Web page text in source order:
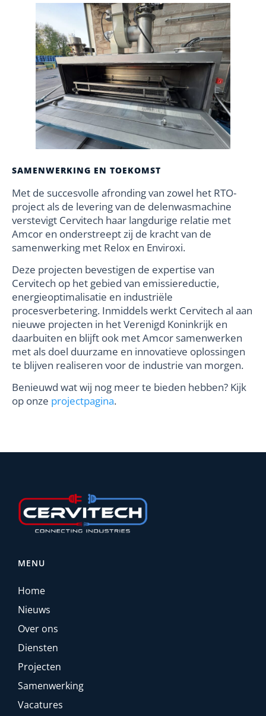
SAMENWERKING EN TOEKOMST
Met de succesvolle afronding van zowel het RTO-
project als de levering van de delenwasmachine
verstevigt Cervitech haar langdurige relatie met
Amcor en onderstreept zij de kracht van de
samenwerking met Relox en Enviroxi.
Deze projecten bevestigen de expertise van
Cervitech op het gebied van emissiereductie,
energieoptimalisatie en industriële
procesverbetering. Inmiddels werkt Cervitech al aan
nieuwe projecten in het Verenigd Koninkrijk en
daarbuiten en blijft ook met Amcor samenwerken
met als doel duurzame en innovatieve oplossingen
te blijven realiseren voor de industrie van morgen.
Benieuwd wat wij nog meer te bieden hebben? Kijk
op onze projectpagina.
MENU
Home
Nieuws
Over ons
Diensten
Projecten
Samenwerking
Vacatures